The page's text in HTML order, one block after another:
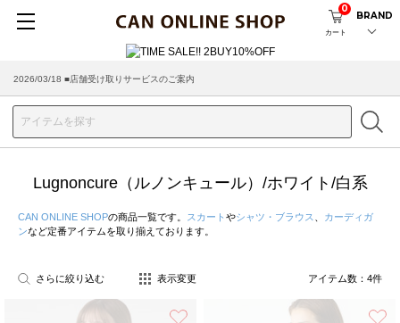
カート
0
BRAND
2026/03/18 ■店舗受け取りサービスのご案内
Lugnoncure（ルノンキュール）/ホワイト/白系
CAN ONLINE SHOPの商品一覧です。 スカート やシャツ・ブラウス
カーディガ
ンなど定番アイテムを取り揃えております。
さらに絞り込む 表示変更 アイテム数： 4件